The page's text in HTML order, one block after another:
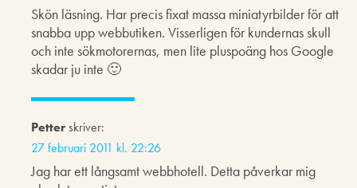
Skön läsning. Har precis fixat massa miniatyrbilder för att
snabba upp webbutiken. Visserligen för kundernas skull
och inte sökmotorernas, men lite pluspoäng hos Google
skadar ju inte 🙂
Petterskriver:
27 februari 2011 kl. 22:26
Jag har ett långsamt webbhotell. Detta påverkar mig